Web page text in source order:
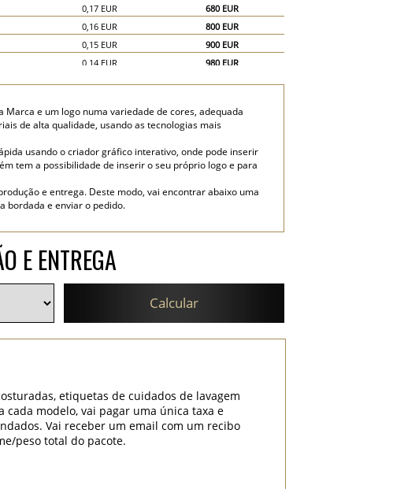
0,17 EUR
680 EUR
0,16 EUR
800 EUR
0,15 EUR
900 EUR
0,14 EUR
980 EUR
0,12 EUR
1 200 EUR
0,09 EUR 1 800 EUR
e um logo numa variedade de cores, adequada
de alta qualidade, usando as tecnologias mais
usando o criador gráfico interativo, onde pode inserir
tem a possibilidade de inserir o seu próprio logo e para
e entrega. Deste modo, vai encontrar abaixo uma
bordada e enviar o pedido.
E ENTREGA
Calcular
etiquetas de cuidados de lavagem
modelo, vai pagar uma única taxa e
Vai receber um email com um recibo
peso total do pacote.